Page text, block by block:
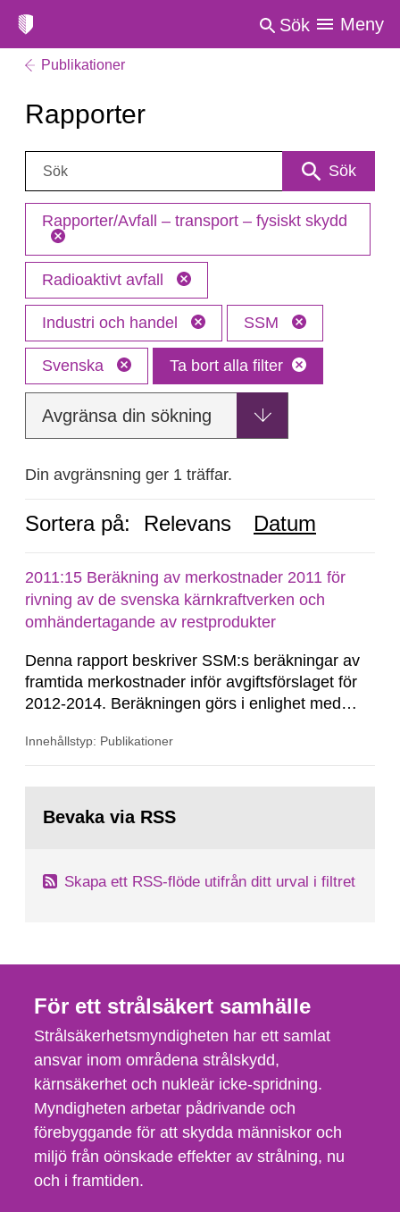
Sök Meny
Publikationer
Rapporter
Sök: Sök
Rapporter/Avfall – transport – fysiskt skydd
Radioaktivt avfall
Industri och handel SSM
Svenska Ta bort alla filter
Avgränsa din sökning
Din avgränsning ger 1 träffar.
Sortera på: Relevans Datum
2011:15 Beräkning av merkostnader 2011 för
rivning av de svenska kärnkraftverken och
omhändertagande av restprodukter
Denna rapport beskriver SSM:s beräkningar av
framtida merkostnader inför avgiftsförslaget för
2012-2014. Beräkningen görs i enlighet med
merkostnader fram till dess att restprodukterna
detta ske 2069. Uppskattningen...
Innehållstyp: Publikationer
sida:Bevaka via RSS
Skapa ett RSS-flöde utifrån ditt urval i filtret
För ett strålsäkert samhälle
Strålsäkerhetsmyndigheten har ett samlat
ansvar inom områdena strålskydd,
kärnsäkerhet och nukleär icke-spridning.
Myndigheten arbetar pådrivande och
förebyggande för att skydda människor och
miljö från oönskade effekter av strålning, nu
och i framtiden.